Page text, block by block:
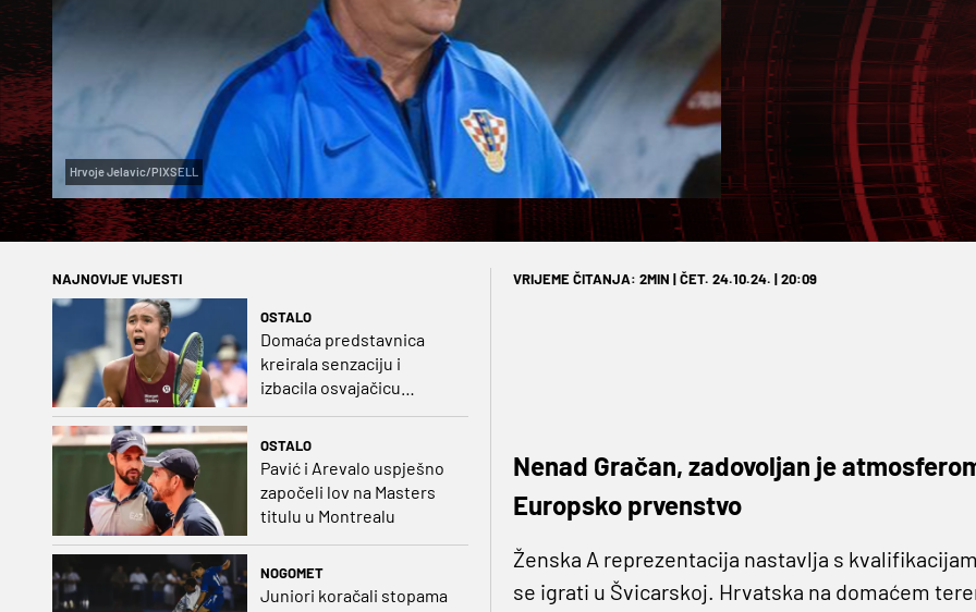
Hrvoje Jelavic/PIXSELL
NAJNOVIJE VIJESTI
OSTALO
Domaća predstavnica
kreirala senzaciju i
izbacila osvajačicu
Roland Garrosa
OSTALO
Pavić i Arevalo uspješno
započeli lov na Masters
titulu u Montrealu
NOGOMET
Juniori koračali stopama
VRIJEME ČITANJA: 2MIN | ČET. 24.10.24. | 20:09
Nenad Gračan, zadovoljan je
Europsko prvenstvo
Ženska A reprezentacija nastavlja s
se igrati u Švicarskoj. Hrvatska na domaćem